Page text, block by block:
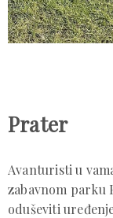
Prater
Avanturisti u
zabavnom parku
oduševiti